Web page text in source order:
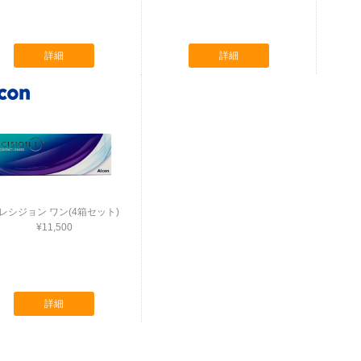
詳細 詳細
シジョン ワン(4箱セット)
¥11,500
詳細